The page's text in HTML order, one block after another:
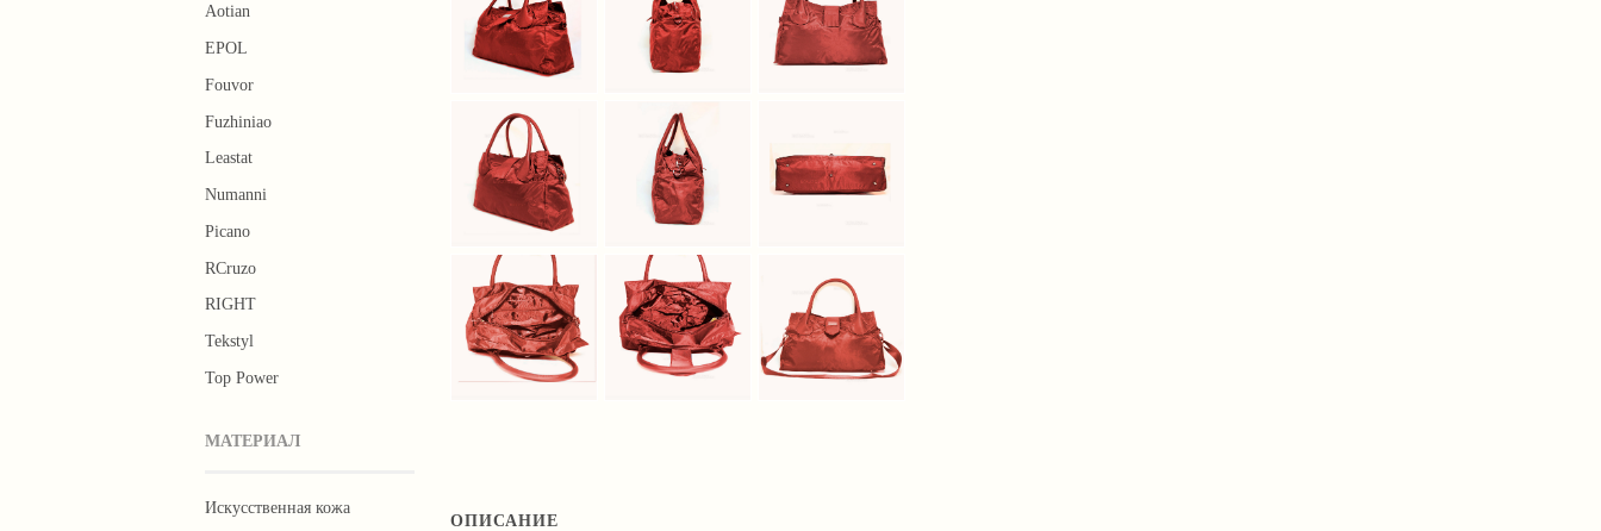
Aotian
EPOL
Fouvor
Fuzhiniao
Leastat
Numanni
Picano
RCruzo
RIGHT
Tekstyl
Тор Роwer
МАТЕРИАЛ
Искусственная кожа
ОПИСАНИЕ